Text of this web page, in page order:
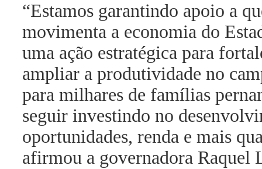
“Estamos garantindo apoio a
movimenta a economia do
uma ação estratégica para
ampliar a produtividade no
para milhares de famílias
seguir investindo no
oportunidades, renda e mais
afirmou a governadora Raquel